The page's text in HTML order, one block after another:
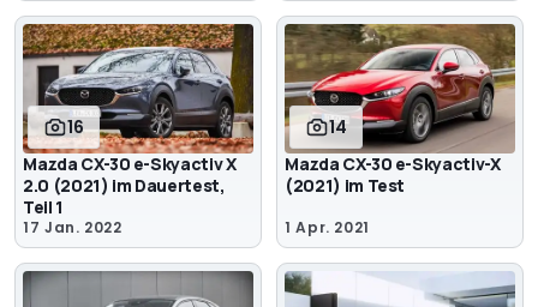
16
Mazda CX-30 e-Skyactiv X
2.0 (2021) im Dauertest,
Teil 1
17 Jan. 2022
14
Mazda CX-30 e-Skyactiv-X
(2021) im Test
1 Apr. 2021